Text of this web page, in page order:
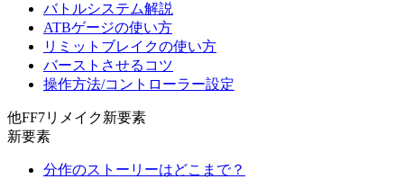
バトルシステム解説
ATBゲージの使い方
リミットブレイクの使い方
バーストさせるコツ
操作方法/コントローラー設定
他FF7リメイク新要素
新要素
分作のストーリーはどこまで？